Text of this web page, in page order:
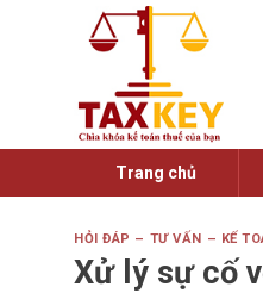
Trang chủ
HỎI ĐÁP – TƯ VẤN – KẾ
Xử lý sự cố